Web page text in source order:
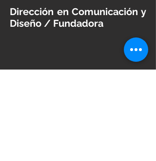
Dirección en Comunicación y
Diseño / Fundadora